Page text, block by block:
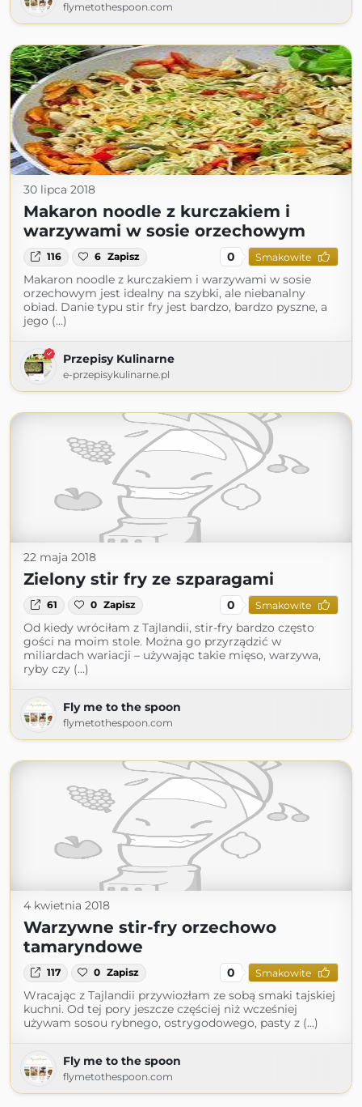
flymetothespoon.com
30 lipca 2018
Makaron noodle z kurczakiem i
warzywami w sosie orzechowym
116 6 Zapisz 0 Smakowite
Makaron noodle z kurczakiem i warzywami w sosie
orzechowym jest idealny na szybki, ale niebanalny
obiad. Danie typu stir fry jest bardzo, bardzo pyszne, a
jego (...)
Przepisy Kulinarne
e-przepisykulinarne.pl
22 maja 2018
Zielony stir fry ze szparagami
61 0 Zapisz 0 Smakowite
Od kiedy wróciłam z Tajlandii, stir-fry bardzo często
gości na moim stole. Można go przyrządzić w
miliardach wariacji – używając takie mięso, warzywa,
ryby czy (...)
Fly me to the spoon
flymetothespoon.com
4 kwietnia 2018
Warzywne stir-fry orzechowo
tamaryndowe
117 0 Zapisz 0 Smakowite
Wracając z Tajlandii przywiozłam ze sobą smaki tajskiej
kuchni. Od tej pory jeszcze częściej niż wcześniej
używam sosou rybnego, ostrygodowego, pasty z (...)
Fly me to the spoon
flymetothespoon.com